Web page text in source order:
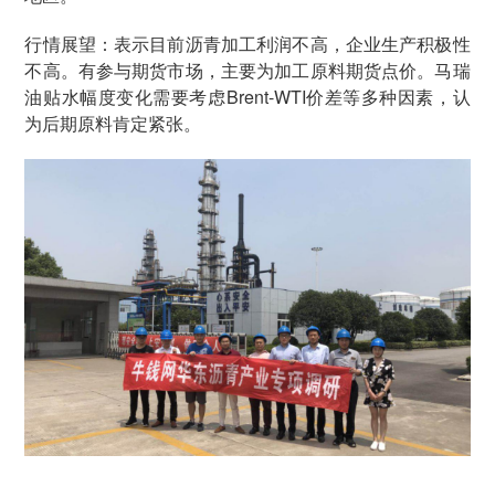
行情展望：表示目前沥青加工利润不高，企业生产积极性
不高。有参与期货市场，主要为加工原料期货点价。马瑞
油贴水幅度变化需要考虑Brent-WTI价差等多种因素，认
为后期原料肯定紧张。